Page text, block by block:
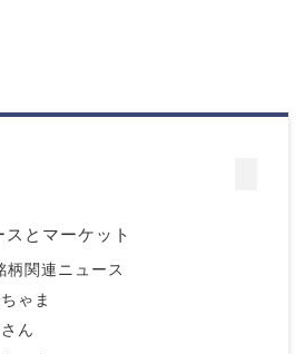
とマーケット
柄関連ニュース
ゃま
ん